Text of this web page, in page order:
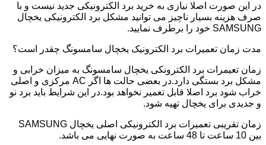
در این صورت اصلا نیازی به خرید برد الکترونیکی جدید نیست و با
صرف هزینه بسیار ناچیز می توانید مشکل برد الکترونیکی یخچال
SAMSUNG خود را برطرف نمایید.
مدت زمان تعمیرات برد الکترونیک یخچال سامسونگ چقدر است؟
زمان تعیمرات برد الکترونکی یخچال سامسونگ به میزان خرابی و
مشکل برد بستگی دارد.در بعضی حالت ها اگر AC مرکزی و اصلی
خراب شود برد اصلا قابل تعمیر نخواهد بود.در این شرایط باید برد نو
و جدیدی برای یخچال تهیه شود.
زمان تقریبی تعمیرات برد الکترونیکی اصلی یخچال SAMSUNG
بین 10 ساعت تا 48 ساعت به صورت نهایی می باشد.